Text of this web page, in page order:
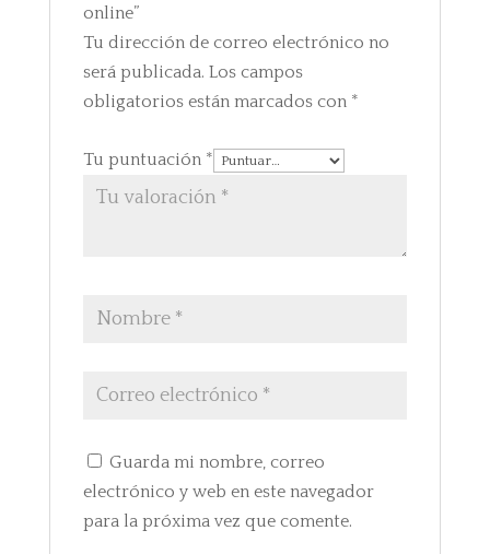
online”
Tu dirección de correo electrónico no
será publicada. Los campos
obligatorios están marcados con *
Tu puntuación *
Guarda mi nombre, correo
electrónico y web en este navegador
para la próxima vez que comente.